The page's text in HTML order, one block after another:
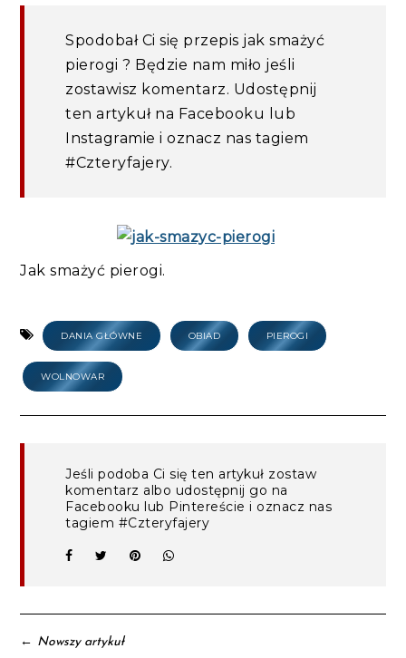
Spodobał Ci się przepis jak smażyć
pierogi ? Będzie nam miło jeśli
zostawisz komentarz. Udostępnij
ten artykuł na Facebooku lub
Instagramie i oznacz nas tagiem
#Czteryfajery.
Jak smażyć pierogi.
DANIA GŁÓWNE OBIAD PIEROGI
WOLNOWAR
Jeśli podoba Ci się ten artykuł zostaw
komentarz albo udostępnij go na
Facebooku lub Pintereście i oznacz nas
tagiem #Czteryfajery
← Nowszy artykuł